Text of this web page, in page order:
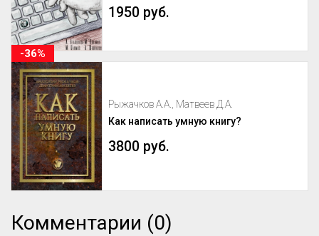
1950 руб.
Рыжачков А.А., Матвеев Д.А.
Как написать умную книгу?
3800 руб.
-36%
Комментарии (0)